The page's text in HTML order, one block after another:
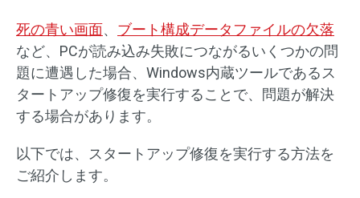
死の青い画面、 ブート構成データファイルの欠落
など、PCが読み込み失敗につながるいくつかの問
題に遭遇した場合、Windows内蔵ツールであるス
タートアップ修復を実行することで、問題が解決
する場合があります。
以下では、スタートアップ修復を実行する方法を
ご紹介します。